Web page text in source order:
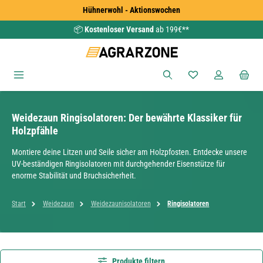
Zum Hauptinhalt springenHühnerwohl - Aktionswochen
📦Kostenloser Versand ab 199€**
Du hast 0
Weidezaun Ringisolatoren: Der bewährte Klassiker für
Holzpfähle
Montiere deine Litzen und Seile sicher am Holzpfosten. Entdecke unsere
UV-beständigen Ringisolatoren mit durchgehender Eisenstütze für
enorme Stabilität und Bruchsicherheit.
Start Weidezaun Weidezaunisolatoren Ringisolatoren